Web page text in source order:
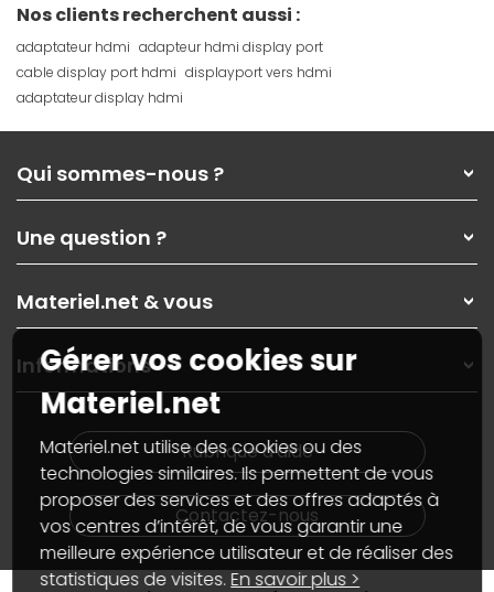
Nos clients recherchent aussi :
adaptateur hdmi adapteur hdmi display port
cable display port hdmi displayport vers hdmi
adaptateur display hdmi
Qui sommes-nous ?
Nos services
Les magasins Materiel.net
Nos solutions pour les pros
Contactez-nous
Une question ?
Paiement, livraison
Garanties,Pack Zen
SAV, demander un retour
Informations
Guides d'achats et tutoriels
Materiel.net & vous
On répare votre PC portable
On rachète votre carte graphique
PC sur mesure : Votre RDV personnalisé
Notre démarche écologique
Materiel.net recrute
Notre programme d'affiliation
Partenariat & Sponsoring
Informations
Plan du site
Nos marques
Conditions générales de vente
Marketplace
Informations légales
Données personnellesetcookies
Gérer vos cookies
Accessibilité : non conforme
Rubrique d'aide
Contactez-nous
Gérer vos cookies sur
Materiel.net
Materiel.net utilise des cookies ou des
technologies similaires. Ils permettent de vous
proposer des services et des offres adaptés à
vos centres d’intérêt, de vous garantir une
meilleure expérience utilisateur et de réaliser des
statistiques de visites.En savoir plus >